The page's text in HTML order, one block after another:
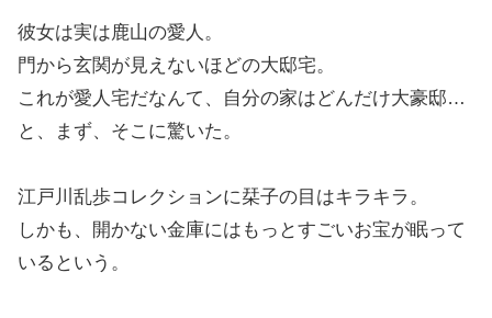
彼女は実は鹿山の愛人。
門から玄関が見えないほどの大邸宅。
これが愛人宅だなんて、自分の家はどんだけ大豪邸…
と、まず、そこに驚いた。
江戸川乱歩コレクションに栞子の目はキラキラ。
しかも、開かない金庫にはもっとすごいお宝が眠って
いるという。